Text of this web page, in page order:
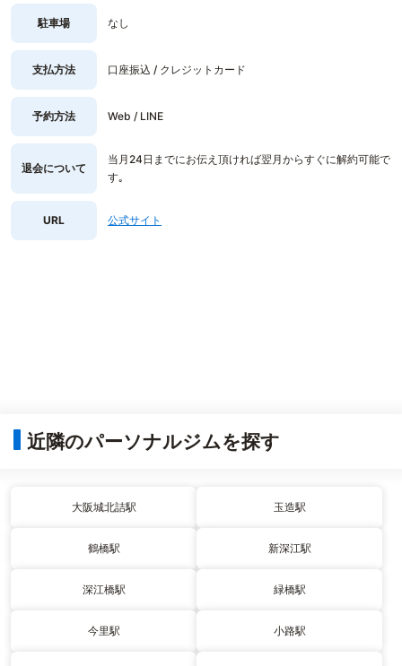
駐車場 なし
支払方法 口座振込 / クレジットカード
予約方法 Web / LINE
退会について
当月24日までにお伝え頂ければ翌月からすぐに解約可能で
す｡
URL 公式サイト
近隣のパーソナルジムを探す
大阪城北詰駅 玉造駅
鶴橋駅 新深江駅
深江橋駅 緑橋駅
今里駅 小路駅